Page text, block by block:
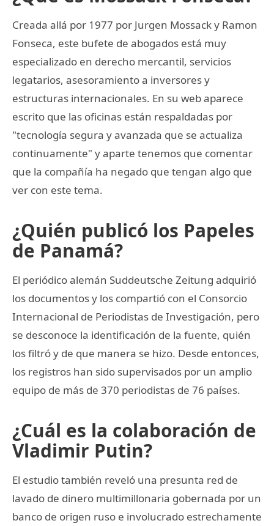
Creada allá por 1977 por Jurgen Mossack y Ramon
Fonseca, este bufete de abogados está muy
especializado en derecho mercantil, servicios
legatarios, asesoramiento a inversores y
estructuras internacionales. En su web aparece
escrito que las oficinas están respaldadas por
"tecnología segura y avanzada que se actualiza
continuamente" y aparte tenemos que comentar
que la compañía ha negado que tengan algo que
ver con este tema.
¿Quién publicó los Papeles
de Panamá?
El periódico alemán Suddeutsche Zeitung adquirió
los documentos y los compartió con el Consorcio
Internacional de Periodistas de Investigación, pero
se desconoce la identificación de la fuente, quién
los filtró y de que manera se hizo. Desde entonces,
los registros han sido supervisados por un amplio
equipo de más de 370 periodistas de 76 países.
¿Cuál es la colaboración de
Vladimir Putin?
El estudio también reveló una presunta red de
lavado de dinero multimillonaria gobernada por un
banco de origen ruso e involucrado estrechamente